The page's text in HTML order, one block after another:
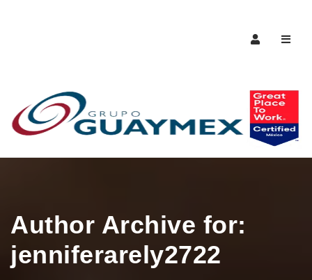
Author Archive for:
jenniferarely2722